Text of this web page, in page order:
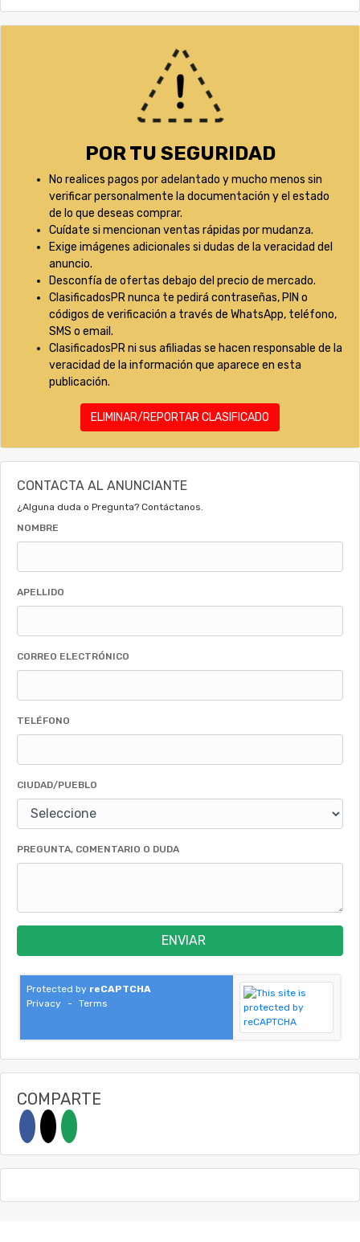
POR TU SEGURIDAD
No realices pagos por adelantado y mucho menos sin
verificar personalmente la documentación y el estado
de lo que deseas comprar.
Cuídate si mencionan ventas rápidas por mudanza.
Exige imágenes adicionales si dudas de la veracidad del
anuncio.
Desconfía de ofertas debajo del precio de mercado.
ClasificadosPR nunca te pedirá contraseñas, PIN o
códigos de verificación a través de WhatsApp, teléfono,
SMS o email.
ClasificadosPR ni sus afiliadas se hacen responsable de la
veracidad de la información que aparece en esta
publicación.
ELIMINAR/REPORTAR CLASIFICADO
CONTACTA AL ANUNCIANTE
¿Alguna duda o Pregunta? Contáctanos.
NOMBRE
APELLIDO
CORREO ELECTRÓNICO
TELÉFONO
CIUDAD/PUEBLO
PREGUNTA, COMENTARIO O DUDA
ENVIAR
Protected by reCAPTCHA
Privacy
- Terms
COMPARTE